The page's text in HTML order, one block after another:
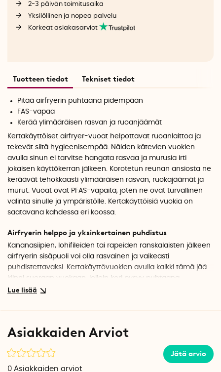
2-3 päivän toimitusaika
Yksilöllinen ja nopea palvelu
Korkeat asiakasarviot
Tuotteen tiedot Tekniset tiedot
Pitää airfryerin puhtaana pidempään
FAS-vapaa
Kerää ylimääräisen rasvan ja ruoanjäämät
Kertakäyttöiset airfryer-vuoat helpottavat ruoanlaittoa ja
tekevät siitä hygieenisempää. Näiden kätevien vuokien
avulla sinun ei tarvitse hangata rasvaa ja murusia irti
jokaisen käyttökerran jälkeen. Korotetun reunan ansiosta ne
keräävät tehokkaasti ylimääräisen rasvan, ruokajäämät ja
murut. Vuoat ovat PFAS-vapaita, joten ne ovat turvallinen
valinta sinulle ja ympäristölle. Kertakäyttöisiä vuokia on
saatavana kahdessa eri koossa.
Airfryerin helppo ja yksinkertainen puhdistus
Kananasiipien, lohifileiden tai rapeiden ranskalaisten jälkeen
airfryerin sisäpuoli voi olla rasvainen ja vaikeasti
puhdistettavaksi. Kertakäyttövuokien avulla kaikki tämä jää
kiinni suoraan vuokaan, jolloin kori pysyy puhtaana
pidempään. Kypsennyksen jälkeen sinun tarvitsee vain
Kertakäyttöiset airfryer-muotit ovat täysin PFAS-vapaita,
joten ne ovat turvallisempi valinta sekä sinulle että
ympäristölle. Voit valmistaa ruokaa ilman huolta siitä, että
haitallisia aineita siirtyy ruokaan.
Asiakkaiden Arviot
Jätä arvio
0 Asiakkaiden arviot